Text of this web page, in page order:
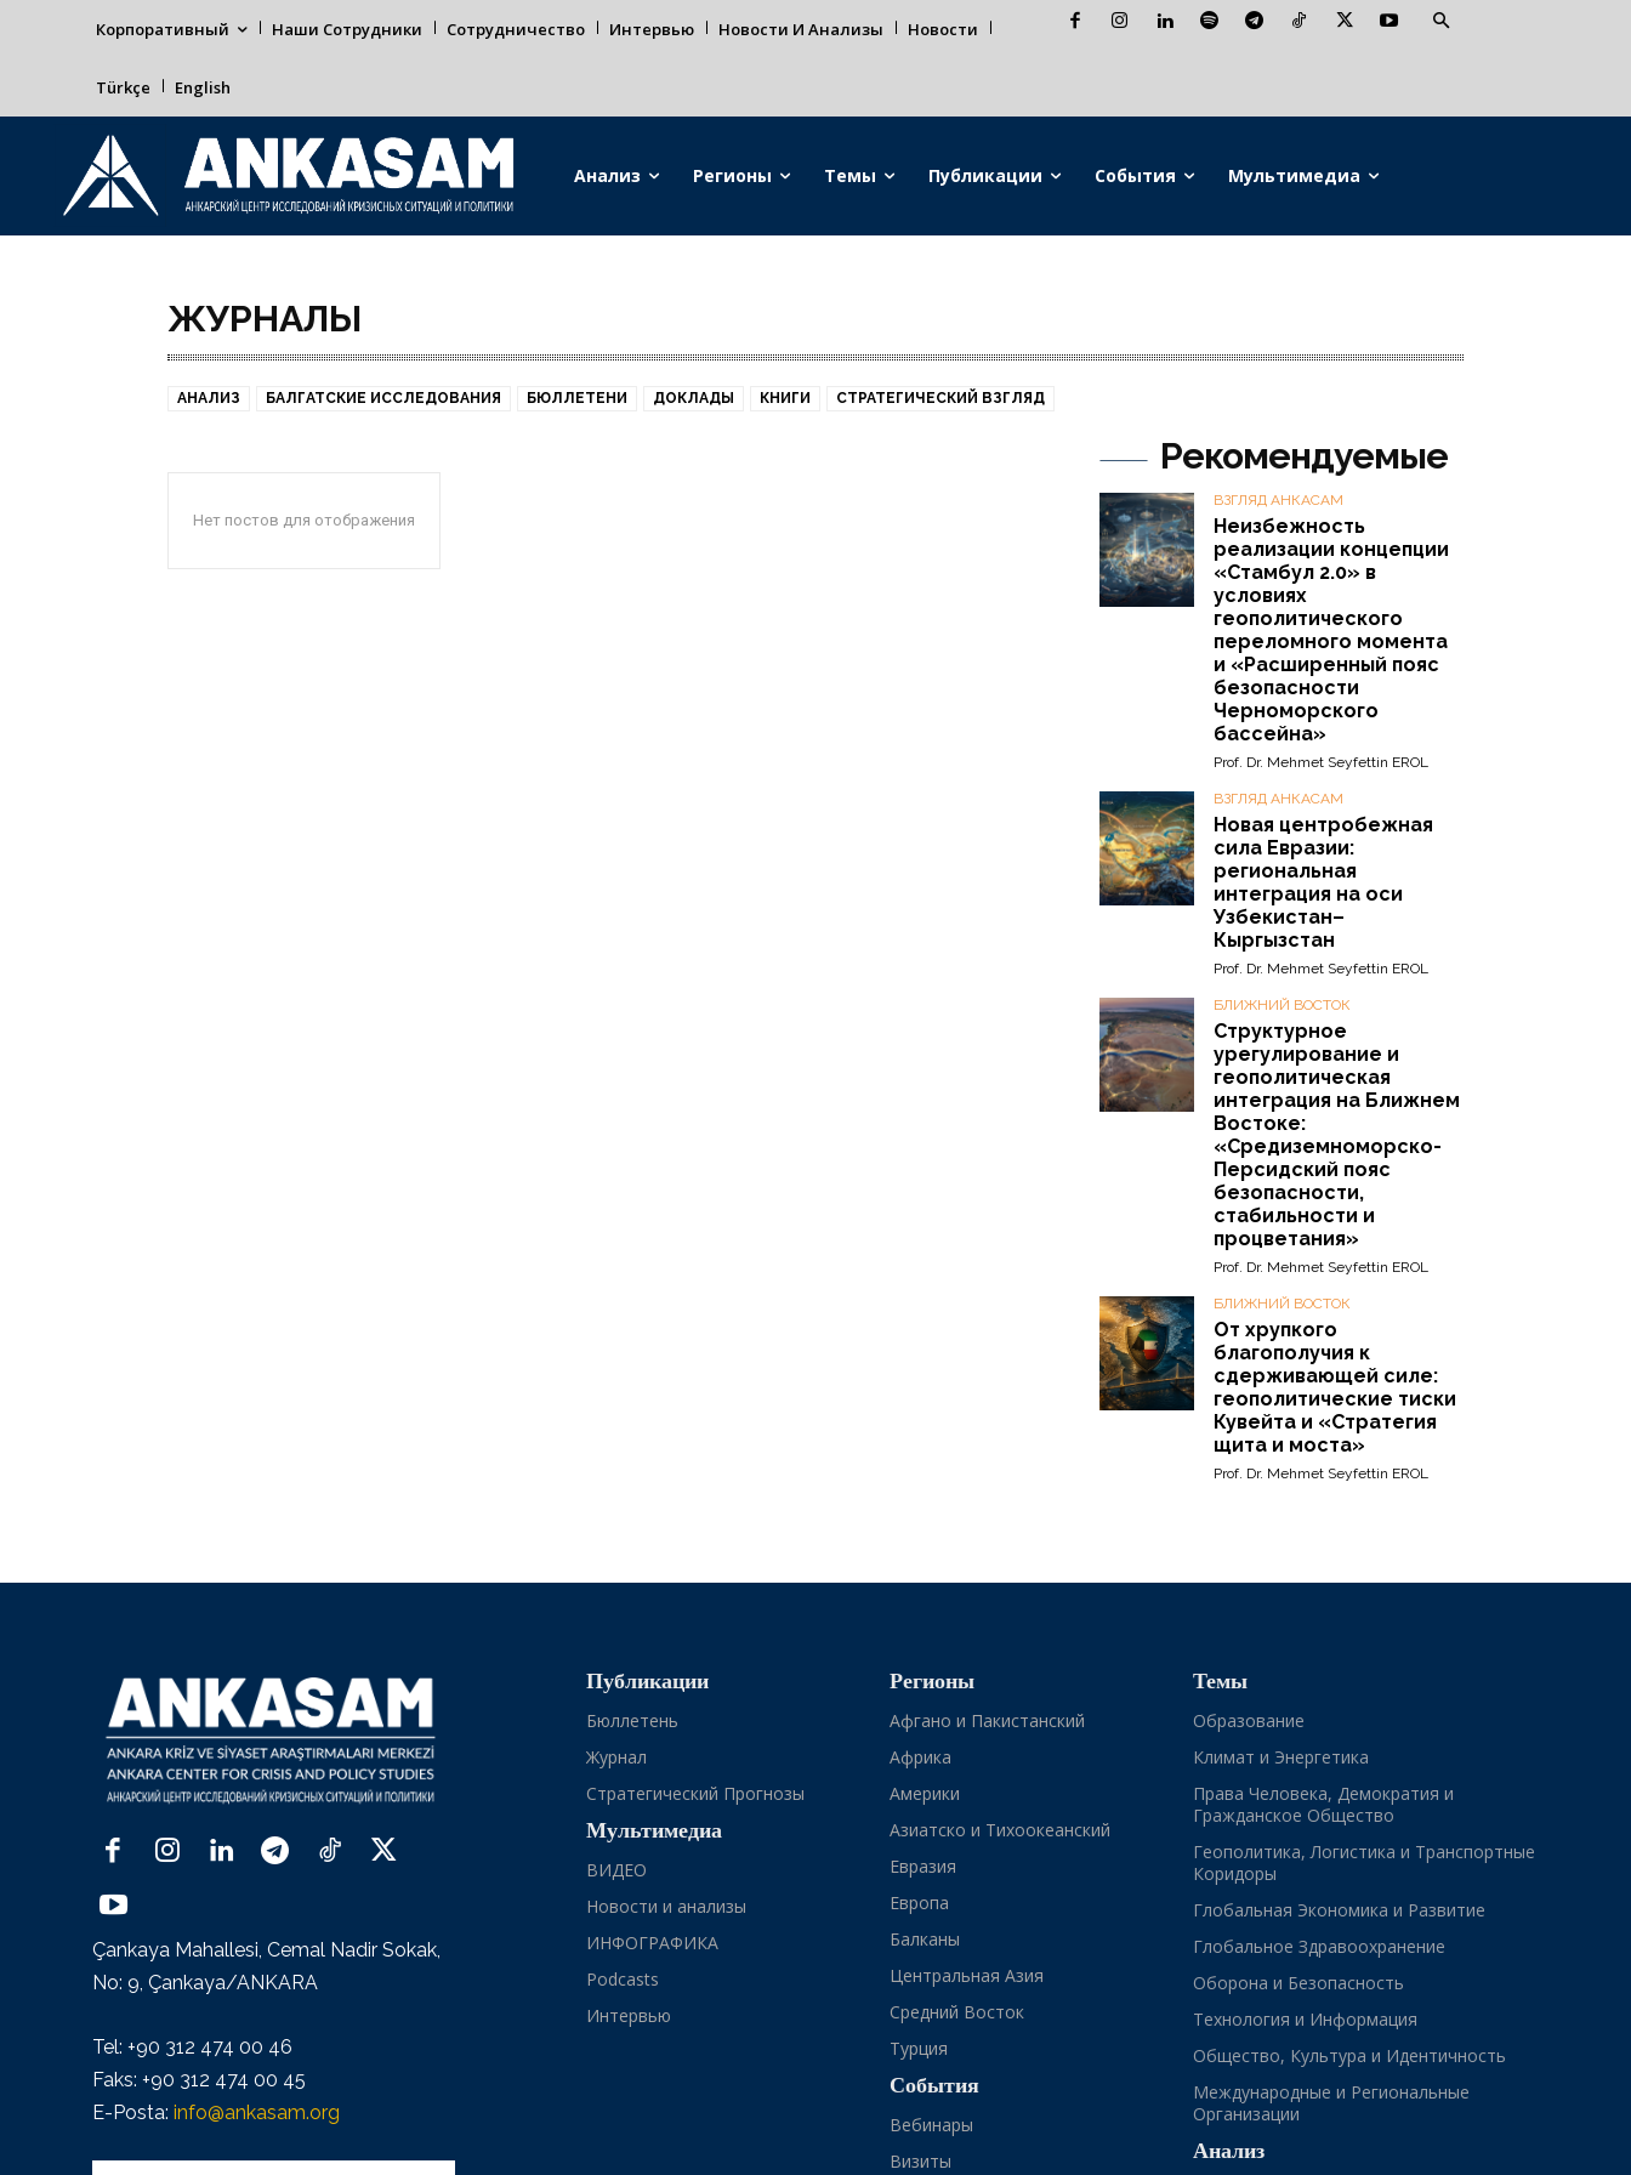
Корпоративный Наши Сотрудники Сотрудничество Интервью Новости И Анализы Новости
Türkçe English
Анализ Регионы Темы Публикации События Мультимедиа
ЖУРНАЛЫ
АНАЛИЗ БАЛГАТСКИЕ ИССЛЕДОВАНИЯ БЮЛЛЕТЕНИ ДОКЛАДЫ КНИГИ СТРАТЕГИЧЕСКИЙ ВЗГЛЯД
Нет постов для отображения
Рекомендуемые
ВЗГЛЯД АНКАСАМ
Неизбежность
реализации концепции
«Стамбул 2.0» в
условиях
геополитического
переломного момента
и «Расширенный пояс
безопасности
Черноморского
бассейна»
Prof. Dr. Mehmet Seyfettin EROL
ВЗГЛЯД АНКАСАМ
Новая центробежная
сила Евразии:
региональная
интеграция на оси
Узбекистан–
Кыргызстан
Prof. Dr. Mehmet Seyfettin EROL
БЛИЖНИЙ ВОСТОК
Структурное
урегулирование и
геополитическая
интеграция на Ближнем
Востоке:
«Средиземноморско-
Персидский пояс
безопасности,
стабильности и
процветания»
Prof. Dr. Mehmet Seyfettin EROL
БЛИЖНИЙ ВОСТОК
От хрупкого
благополучия к
сдерживающей силе:
геополитические тиски
Кувейта и «Стратегия
щита и моста»
Prof. Dr. Mehmet Seyfettin EROL
Çankaya Mahallesi, Cemal Nadir Sokak,
No: 9, Çankaya/ANKARA
Tel: +90 312 474 00 46
Faks: +90 312 474 00 45
E-Posta: info@ankasam.org
Публикации
Бюллетень
Журнал
Стратегический Прогнозы
Мультимедиа
ВИДЕО
Новости и анализы
ИНФОГРАФИКА
Podcasts
Интервью
Регионы
Афгано и Пакистанский
Африка
Америки
Азиатско и Тихоокеанский
Евразия
Европа
Балканы
Центральная Азия
Средний Восток
Турция
События
Вебинары
Визиты
Темы
Образование
Климат и Энергетика
Права Человека, Демократия и
Гражданское Общество
Геополитика, Логистика и Транспортные
Коридоры
Глобальная Экономика и Развитие
Глобальное Здравоохранение
Оборона и Безопасность
Технология и Информация
Общество, Культура и Идентичность
Международные и Региональные
Организации
Анализ